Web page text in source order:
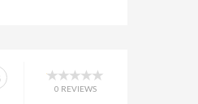
0 REVIEWS